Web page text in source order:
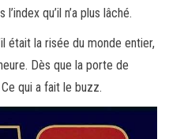
qu’il n’a plus lâché.
était la risée du monde entier,
Dès que la porte de
qui a fait le buzz.